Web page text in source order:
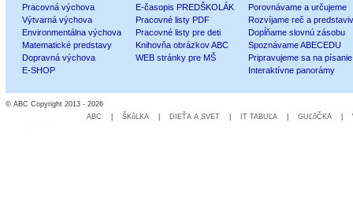
Pracovná výchova
Výtvarná výchova
Environmentálna výchova
Matematické predstavy
Dopravná výchova
E-SHOP
E-časopis PREDŠKOLÁK
Pracovné listy PDF
Pracovné listy pre deti
Knihovňa obrázkov ABC
WEB stránky pre MŠ
Porovnávame a určujeme
Rozvíjame reč a
Dopĺňame slovnú zásobu
Spoznávame ABECEDU
Pripravujeme sa na písanie
Interaktívne panorámy
© ABC Copyright 2013 - 2026
ABC
ŠKôLKA DIEŤA A SVET IT TABUĽA GUĽôČKA